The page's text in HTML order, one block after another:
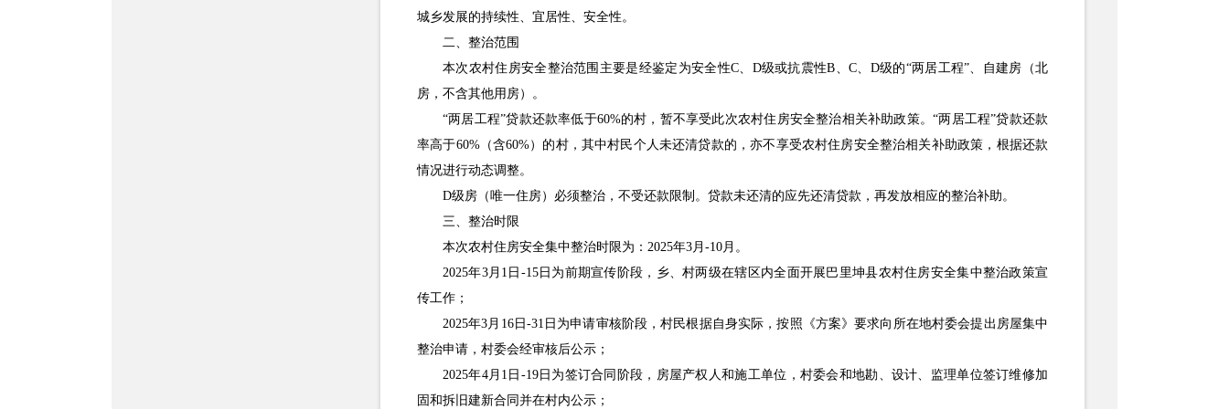
城乡发展的持续性、宜居性、 安全性。
二、 整治范围
本次农村住房安全整治范围主要是经鉴定为安全性C、 D级或抗震性B、 C、 D级的“两居工程”、自建房 （北
房，不含其他用房）。
“两居工程”贷款还款率低于60%的村，暂不享受此次农村住房安全整治相关补助政策。“两居工程”贷款还款
率高于60%（含60%）的村，其中村民个人未还清贷款的，亦不享受农村住房安全整治相关补助政策 ， 根据还款
情况进行动态调整。
D级房（唯一住房）必须整治，不受还款限制。贷款未还清的应先还清贷款，再发放相应的整治补助。
三、整治时限
本次农村住房安全集中整治时限为： 2025年3月 -10月。
2025年3月 1 日 -15日为前期宣传阶段，乡、村两级在辖区内全面开展巴里坤县农村住房安全集中整治政策宣
传工作 ；
2025年3月 16日 -31 日为申请审核阶段，村民根据自身实际，按照《方案》要求向所在地村委会提出房屋集中
整治申请，村委会经审核后公示；
2025年4月 1 日 -19日为签订合同阶段，房屋产权人和施工单位，村委会和地勘、设计、监理单位签订维修加
固和拆旧建新合同并在村内公示；